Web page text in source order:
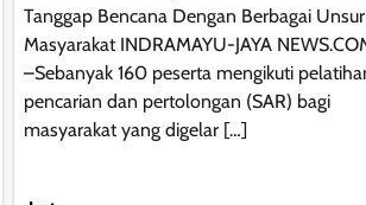
Tanggap Bencana Dengan Berbagai Unsur
Masyarakat INDRAMAYU-JAYA
–Sebanyak 160 peserta mengikuti
pencarian dan pertolongan (SAR) bagi
masyarakat yang digelar […]